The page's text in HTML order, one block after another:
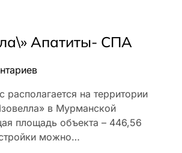
Апатиты- СПА
располагается на территории
в Мурманской
площадь объекта – 446,56
можно…